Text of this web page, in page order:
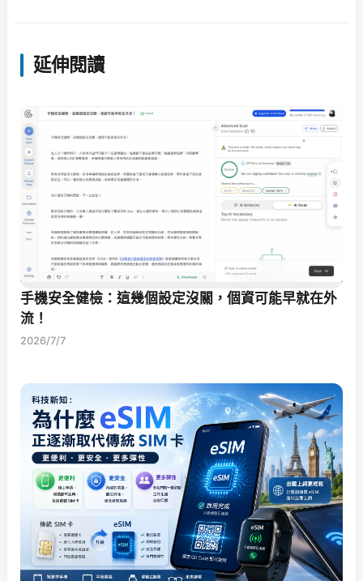
延伸閱讀
手機安全健檢：這幾個設定沒關，個資可能早就在外
流！
2026/7/7